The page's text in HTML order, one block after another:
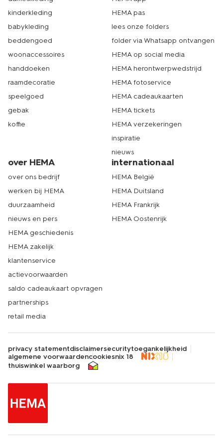
halen in de dichtstbijzijnde winkel. Geef dit tijdens het
2 werkdagen bij het door jou gekozen filiaal ophalen. Tot
snel! Echt HEMA.
kinderkleding
babykleding
beddengoed
woonaccessoires
handdoeken
raamdecoratie
speelgoed
gebak
koffie
HEMA pas
lees onze folders
folder via Whatsapp ontvangen
HEMA op social media
HEMA herontwerpwedstrijd
HEMA fotoservice
HEMA cadeaukaarten
HEMA tickets
HEMA verzekeringen
inspiratie
nieuws
over HEMA
over ons bedrijf
werken bij HEMA
duurzaamheid
nieuws en pers
HEMA geschiedenis
HEMA zakelijk
klantenservice
actievoorwaarden
saldo cadeaukaart opvragen
partnerships
retail media
internationaal
HEMA België
HEMA Duitsland
HEMA Frankrijk
HEMA Oostenrijk
privacy statementdisclaimersecuritytoegankelijkheid
algemene voorwaardencookiesnix 18
thuiswinkel waarborg